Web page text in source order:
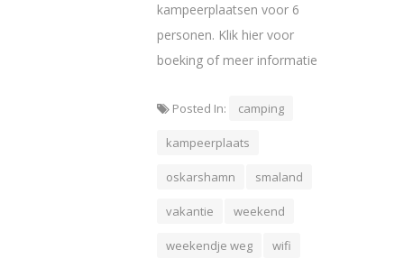
kampeerplaatsen voor 6
personen. Klik hier voor
boeking of meer informatie
Posted In: camping
kampeerplaats
oskarshamn smaland
vakantie weekend
weekendje weg wifi